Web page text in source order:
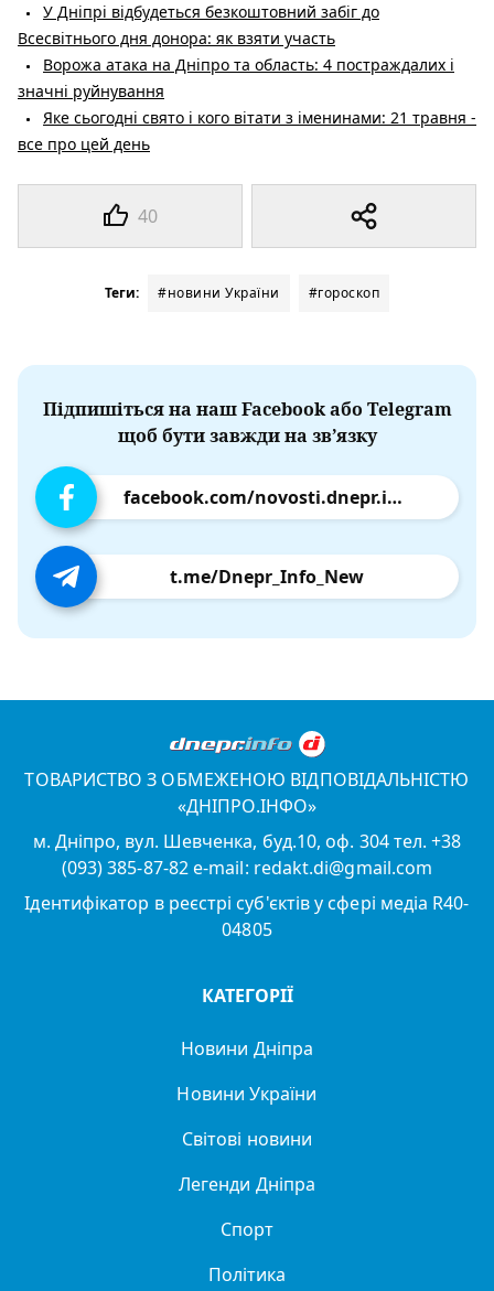
40
У Дніпрі відбудеться безкоштовний забіг до
Всесвітнього дня донора: як взяти участь
Ворожа атака на Дніпро та область: 4 постраждалих і
значні руйнування
Яке сьогодні свято і кого вітати з іменинами: 21 травня -
все про цей день
Теги: #новини України #гороскоп
Підпишіться на наш Facebook або Telegram
щоб бути завжди на зв’язку
facebook.com/novosti.dnepr.info
t.me/Dnepr_Info_New
ТОВАРИСТВО З ОБМЕЖЕНОЮ ВІДПОВІДАЛЬНІСТЮ
«ДНІПРО.ІНФО»
м. Дніпро, вул. Шевченка, буд.10, оф. 304 тел. +38
(093) 385-87-82 e-mail: redakt.di@gmail.com
Ідентифікатор в реєстрі суб'єктів у сфері медіа R40-
04805
КАТЕГОРІЇ
Новини Дніпра
Новини України
Світові новини
Легенди Дніпра
Спорт
Політика